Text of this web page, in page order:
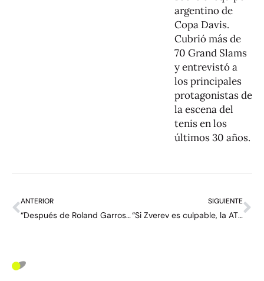
argentino de
Copa Davis.
Cubrió más de
70 Grand Slams
y entrevistó a
los principales
protagonistas de
la escena del
tenis en los
últimos 30 años.
ANTERIOR
“Después de Roland Garros soy más lindo” – entrevista con Juan Pablo Varillas
SIGUIENTE
“Si Zverev es culpable, la ATP tendrá que hacer algo; si es inocente, seguimos adelante” – entrevista con Yannick Hanfmann